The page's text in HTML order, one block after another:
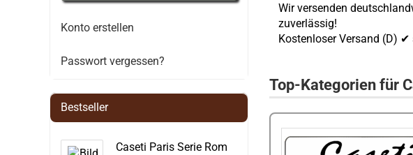
Wir versenden
zuverlässig!
Kostenloser Versand (D)
Top-Kategorien für
Konto erstellen
Passwort vergessen?
Bestseller
Caseti Paris Serie Rom